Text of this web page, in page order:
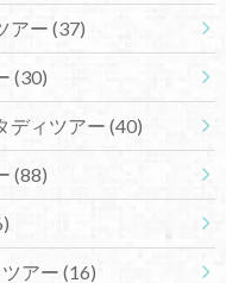
アー (37)
(30)
ディツアー (40)
(88)
アー (16)